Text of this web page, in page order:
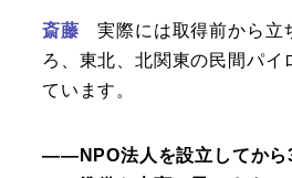
斎藤 実際には取得前から立
ろ、東北、北関東の民間パ
ています。
――NPO法人を設立してから